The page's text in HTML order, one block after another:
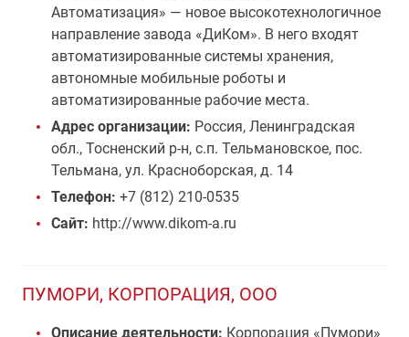
Автоматизация» — новое высокотехнологичное
направление завода «ДиКом». В него входят
автоматизированные системы хранения,
автономные мобильные роботы и
автоматизированные рабочие места.
Адрес организации: Россия, Ленинградская
обл., Тосненский р-н, с.п. Тельмановское, пос.
Тельмана, ул. Красноборская, д. 14
Телефон: +7 (812) 210-0535
Сайт: http://www.dikom-a.ru
ПУМОРИ, КОРПОРАЦИЯ, ООО
Описание деятельности: Корпорация «Пумори»